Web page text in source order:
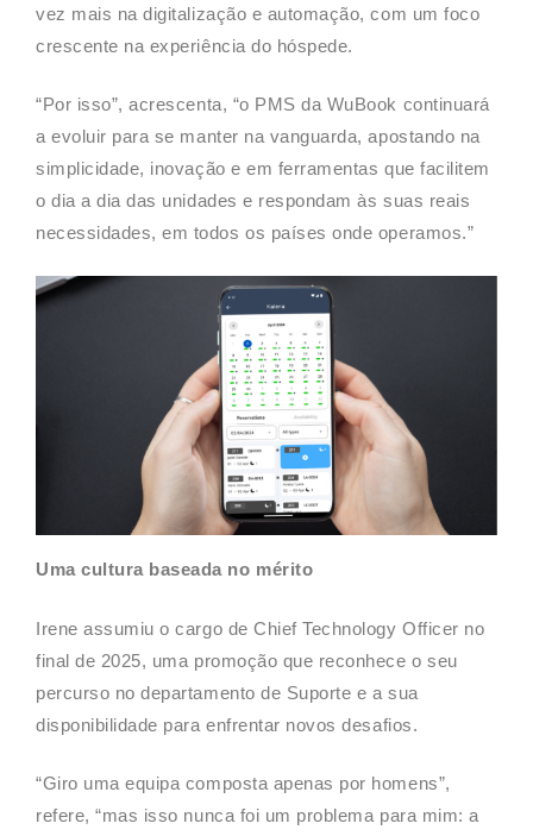
vez mais na digitalização e automação, com um foco
crescente na experiência do hóspede.
“Por isso”, acrescenta, “o PMS da WuBook continuará
a evoluir para se manter na vanguarda, apostando na
simplicidade, inovação e em ferramentas que facilitem
o dia a dia das unidades e respondam às suas reais
necessidades, em todos os países onde operamos.”
Uma cultura baseada no mérito
Irene assumiu o cargo de Chief Technology Officer no
final de 2025, uma promoção que reconhece o seu
percurso no departamento de Suporte e a sua
disponibilidade para enfrentar novos desafios.
“Giro uma equipa composta apenas por homens”,
refere, “mas isso nunca foi um problema para mim: a